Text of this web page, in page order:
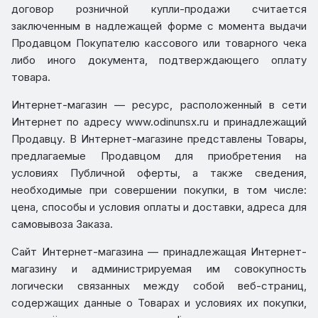
договор розничной купли-продажи считается
заключенным в надлежащей форме с момента выдачи
Продавцом Покупателю кассового или товарного чека
либо иного документа, подтверждающего оплату
товара.
Интернет-магазин — ресурс, расположенный в сети
Интернет по адресу www.odinunsx.ru и принадлежащий
Продавцу. В Интернет-магазине представлены Товары,
предлагаемые Продавцом для приобретения на
условиях Публичной оферты, а также сведения,
необходимые при совершении покупки, в том числе:
цена, способы и условия оплаты и доставки, адреса для
самовывоза Заказа.
Сайт Интернет-магазина — принадлежащая Интернет-
магазину и администрируемая им совокупность
логически связанных между собой веб-страниц,
содержащих данные о Товарах и условиях их покупки,